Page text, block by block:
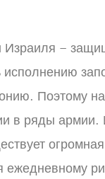
–
исполнению
Поэтому
в ряды
ежедневному